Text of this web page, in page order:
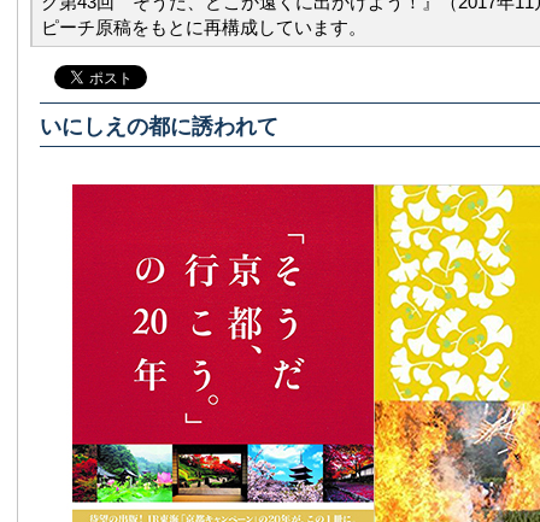
ピーチ原稿をもとに再構成しています。
いにしえの都に誘われて